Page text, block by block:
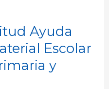
Ayuda
Escolar
y